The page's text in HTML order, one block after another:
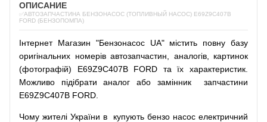
ОПИСАНИЕ
✅АВТОЗАПЧАСТИНА БЕНЗОНАСОС (ТОПЛИВНЫЙ НАСОС) E69Z9C407B
FORD (БЕНЗОПОМПА)
Інтернет Магазин "Бензонасос UA" містить повну базу
оригінальних номерів автозапчастин аналогів,
картинок
(фотографій) E69Z9C407B FORD та їх характеристик.
Можливо
підібрати аналог або замінникзапчастини
E69Z9C407B FORD.
Чому жителі України в купують бензо насос електричний